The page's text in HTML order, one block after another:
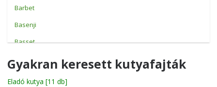
Barbet
Basenji
Basset
Beagle
Gyakran keresett kutyafajták
Eladó kutya [11 db]